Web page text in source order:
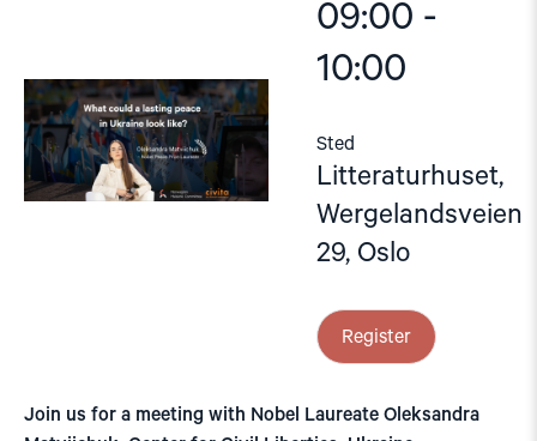
09:00 -
10:00
Sted
Litteraturhuset,
Wergelandsveien
29, Oslo
Register
Join us for a meeting with Nobel Laureate Oleksandra